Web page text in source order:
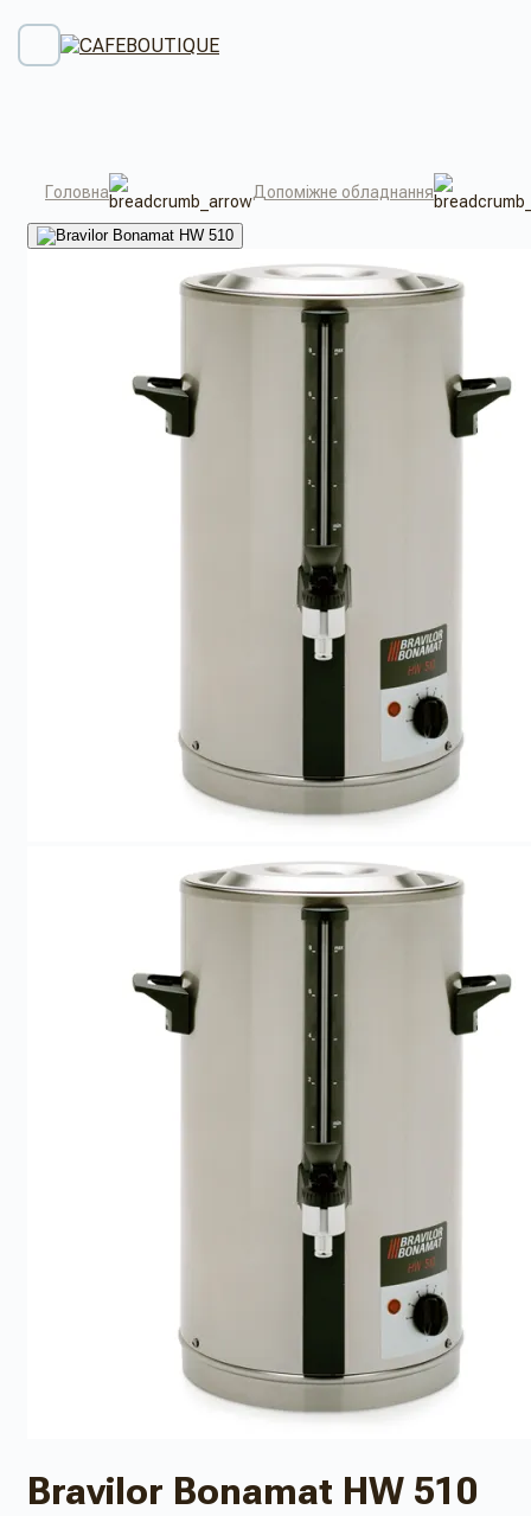
Головна Допоміжне обладнання
Bravilor Bonamat HW 510